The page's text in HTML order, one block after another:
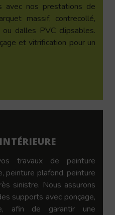
avec nos prestations de
massif, contrecollé,
dalles PVC clipsables.
et vitrification pour un
travaux de peinture
peinture plafond, peinture
sinistre. Nous assurons
supports avec ponçage,
afin de garantir une